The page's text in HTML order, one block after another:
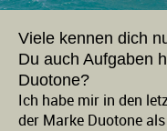
Viele kennen dich
Du auch Aufgaben
Duotone?
Ich habe mir in den
der Marke Duotone